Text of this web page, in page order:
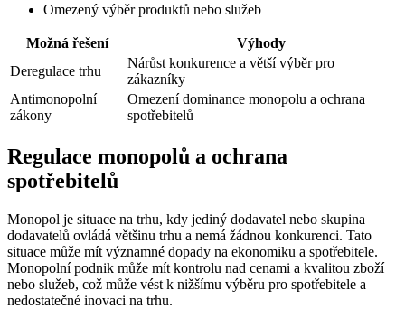
Omezený výběr produktů nebo služeb
Možná řešení
Výhody
Deregulace trhu
Nárůst konkurence a větší výběr pro
zákazníky
Antimonopolní
zákony
Omezení dominance monopolu a ochrana
spotřebitelů
Regulace monopolů a ochrana
spotřebitelů
Monopol je situace na trhu, kdy jediný dodavatel nebo skupina
dodavatelů ovládá většinu trhu a nemá žádnou konkurenci. Tato
situace může mít významné dopady na ekonomiku a spotřebitele.
Monopolní podnik může mít kontrolu nad cenami a kvalitou zboží
nebo služeb, což může vést k nižšímu výběru pro spotřebitele a
nedostatečné inovaci na trhu.